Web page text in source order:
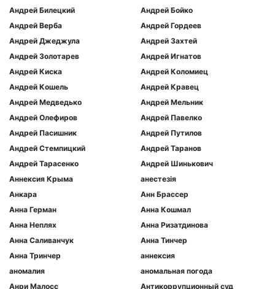
Андрей Билецкий
Андрей Бойко
Андрей Верба
Андрей Гордеев
Андрей Джеджула
Андрей Захтей
Андрей Золотарев
Андрей Игнатов
Андрей Киска
Андрей Коломиец
Андрей Кошель
Андрей Кравец
Андрей Медведько
Андрей Мельник
Андрей Олефиров
Андрей Павелко
Андрей Пасишник
Андрей Путилов
Андрей Стемпицкий
Андрей Таранов
Андрей Тарасенко
Андрей Шинькович
Аннексия Крыма
анестезія
Анкара
Анн Брассер
Анна Герман
Анна Кошмал
Анна Неплях
Анна Ризатдинова
Анна Саливанчук
Анна Тинчер
Анна Тринчер
аннексия
аномалия
аномальная погода
Анри Малосс
Антикоррупционный суд